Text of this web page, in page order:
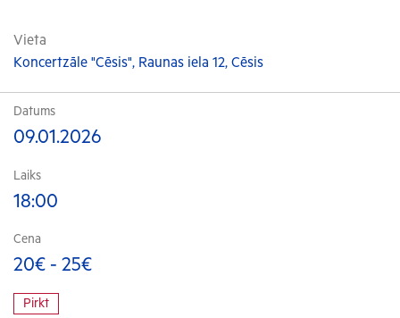
Vieta
Koncertzāle "Cēsis", Raunas iela 12, Cēsis
Datums
09.01.2026
Laiks
18:00
Cena
20€ - 25€
Pirkt